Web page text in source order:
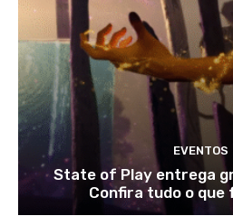
EVENTOS
State of Play entrega
Confira tudo o que